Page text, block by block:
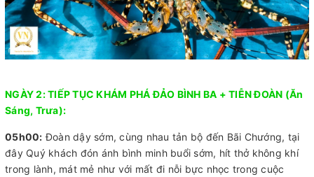
NGÀY 2: TIẾP TỤC KHÁM PHÁ ĐẢO BÌNH BA + TIỄN ĐOÀN (Ăn
Sáng, Trưa):
05h00: Đoàn dậy sớm, cùng nhau tản bộ đến Bãi Chướng, tại
đây Quý khách đón ánh bình minh buổi sớm, hít thở không khí
trong lành, mát mẻ như với mất đi nỗi bực nhọc trong cuộc